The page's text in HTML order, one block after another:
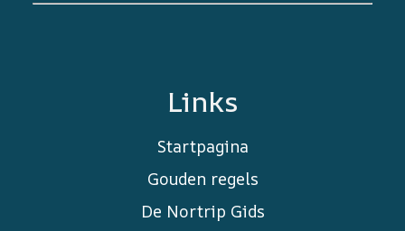
Links
Startpagina
Gouden regels
De Nortrip Gids